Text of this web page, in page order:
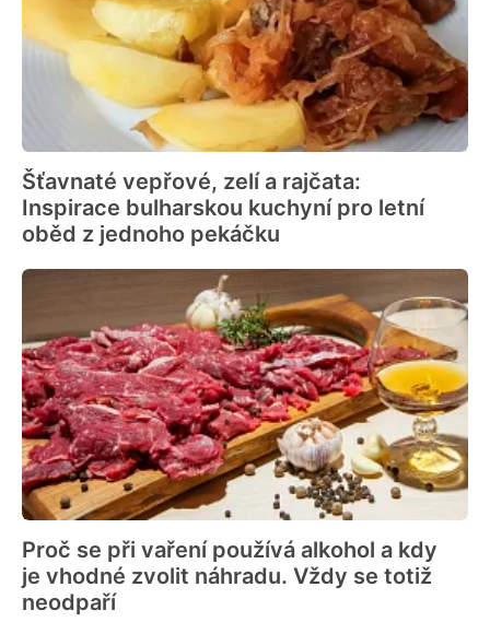
Šťavnaté vepřové, zelí a rajčata:
Inspirace bulharskou kuchyní pro letní
oběd z jednoho pekáčku
Proč se při vaření používá alkohol a kdy
je vhodné zvolit náhradu. Vždy se totiž
neodpaří